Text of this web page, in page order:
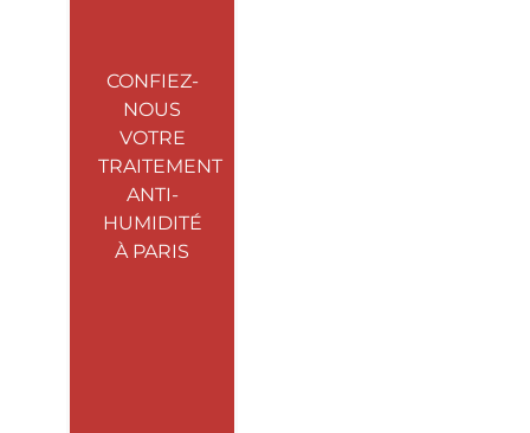
CONFIEZ-
NOUS
VOTRE
TRAITEMENT
ANTI-
HUMIDITÉ
À PARIS